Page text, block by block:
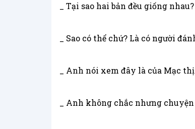
_ Tại sao hai bản đều giống nhau?
_ Sao có thể chứ? Là có người
_ Anh nói xem đây là của Mạc
_ Anh không chắc nhưng